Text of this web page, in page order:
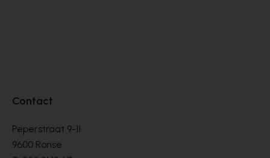
Contact
Peperstraat 9-11
9600 Ronse